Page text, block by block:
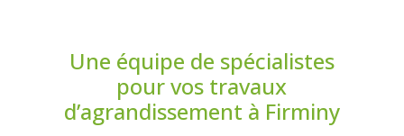
Une équipe de spécialistes
pour vos travaux
d’agrandissement à Firminy